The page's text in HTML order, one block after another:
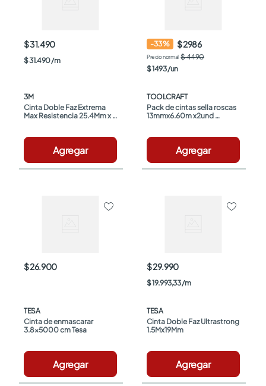
$ 31.490
$31.490/m
3M
Cinta Doble Faz Extrema
Max Resistencia 25.4Mm x
Agregar
-33% $ 2986
$ 4490
$1493/un
TOOLCRAFT
Pack de cintas sella roscas
13mmx6.60m x2und
Agregar
$ 26.900
TESA
Cinta de enmascarar
3.8x5000 cm Tesa
Agregar
$ 29.990
$19.993,33/m
TESA
Cinta Doble Faz Ultrastrong
1.5Mx19Mm
Agregar